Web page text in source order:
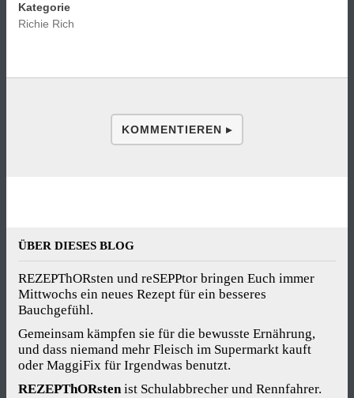
Kategorie
Richie Rich
KOMMENTIEREN ▸
ÜBER DIESES BLOG
REZEPThORsten und reSEPPtor bringen Euch immer
Mittwochs ein neues Rezept für ein besseres
Bauchgefühl.
Gemeinsam kämpfen sie für die bewusste Ernährung,
und dass niemand mehr Fleisch im Supermarkt kauft
oder MaggiFix für Irgendwas benutzt.
REZEPThORstenist Schulabbrecher und Rennfahrer.